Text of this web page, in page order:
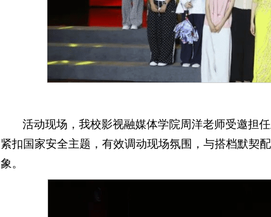
活动现场，我校影视融媒体学院周洋老师受邀担
紧扣国家安全主题，有效调动现场氛围，与搭档默契
象。